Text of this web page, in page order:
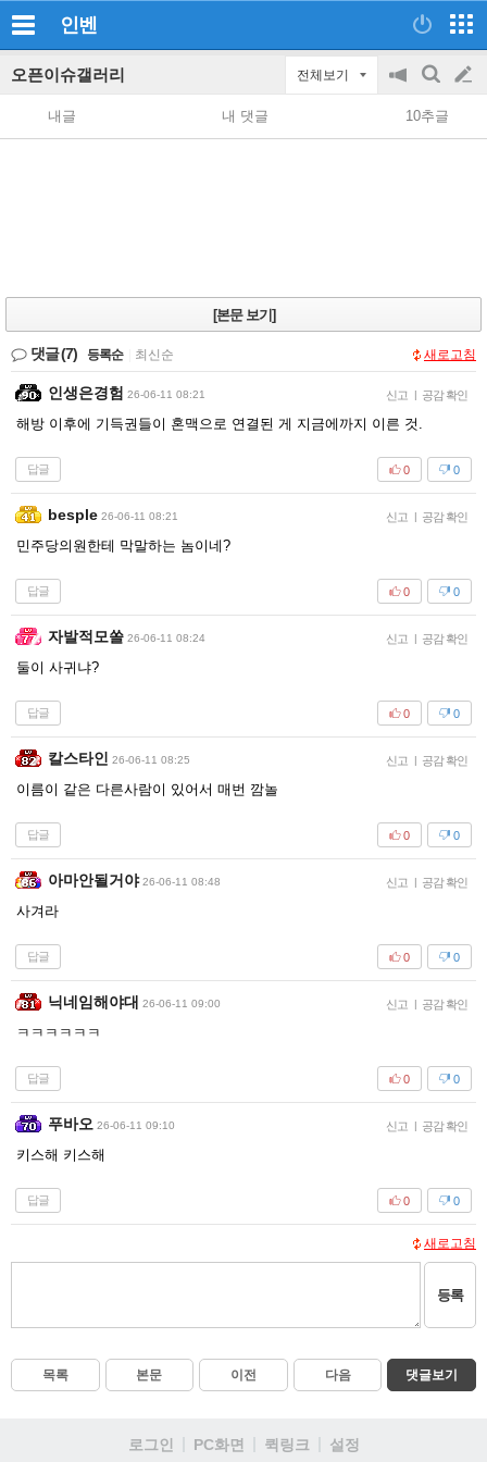
인벤
오픈이슈갤러리 전체보기
공
지
on/off
검
색
글
쓰
내글 내 댓글 10추글
[본문 보기]
댓글(7) 등록순 최신순 새로고침
인생은경험 26-06-11 08:21 신고 | 공감 확인
해방 이후에 기득권들이 혼맥으로 연결된 게 지금에까지 이른 것.
답글 0
0
besple 26-06-11 08:21 신고 | 공감 확인
민주당의원한테 막말하는 놈이네?
답글 0
0
자발적모쏠 26-06-11 08:24 신고 | 공감 확인
둘이 사귀냐?
답글 0
0
칼스타인 26-06-11 08:25 신고 | 공감 확인
이름이 같은 다른사람이 있어서 매번 깜놀
답글 0
0
아마안될거야 26-06-11 08:48 신고 | 공감 확인
사겨라
답글 0
0
닉네임해야대 26-06-11 09:00 신고 | 공감 확인
ㅋㅋㅋㅋㅋㅋ
답글 0
0
푸바오 26-06-11 09:10 신고 | 공감 확인
키스해 키스해
답글 0
0
새로고침
등록
목록 본문 이전 다음 댓글보기
로그인 PC화면 퀵링크 설정